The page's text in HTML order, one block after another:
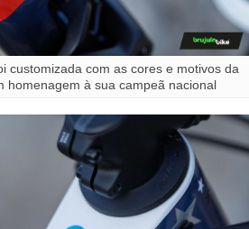
customizada com as cores e motivos da
homenagem à sua campeã nacional